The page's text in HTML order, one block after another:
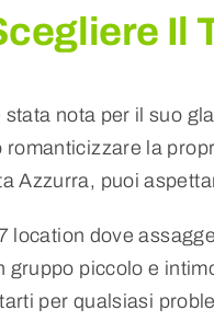
Il
stata nota per il suo
romanticizzare la
Azzurra, puoi
location dove
gruppo piccolo e
per qualsiasi